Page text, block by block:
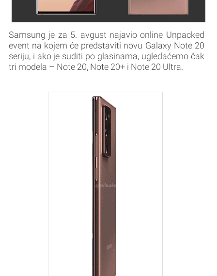
Samsung je za 5. avgust najavio online Unpacked
event na kojem će predstaviti novu Galaxy Note 20
seriju, i ako je suditi po glasinama, ugledaćemo čak
tri modela – Note 20, Note 20+ i Note 20 Ultra.